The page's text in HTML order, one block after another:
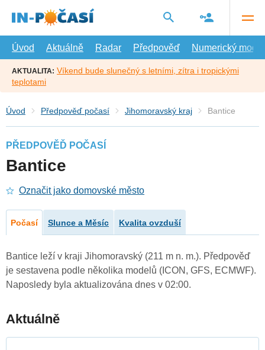
hlavní
Úvod
Aktuálně Radar Předpověď Numerický model
AKTUALITA: Víkend bude slunečný s letními, zítra i tropickými
teplotami
Úvod Předpověď počasí Jihomoravský kraj Bantice
PŘEDPOVĚĎ POČASÍ
Bantice
Označit jako domovské město
Počasí Slunce a Měsíc Kvalita ovzduší
Bantice leží v kraji Jihomoravský (211 m n. m.). Předpověď
je sestavena podle několika modelů (ICON, GFS, ECMWF).
Naposledy byla aktualizována dnes v 02:00.
Aktuálně